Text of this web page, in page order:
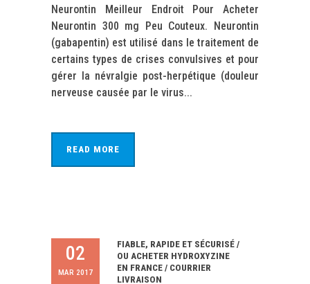
Neurontin Meilleur Endroit Pour Acheter
Neurontin 300 mg Peu Couteux. Neurontin
(gabapentin) est utilisé dans le traitement de
certains types de crises convulsives et pour
gérer la névralgie post-herpétique (douleur
nerveuse causée par le virus...
READ MORE
02
MAR 2017
FIABLE, RAPIDE ET SÉCURISÉ /
OU ACHETER HYDROXYZINE
EN FRANCE / COURRIER
LIVRAISON